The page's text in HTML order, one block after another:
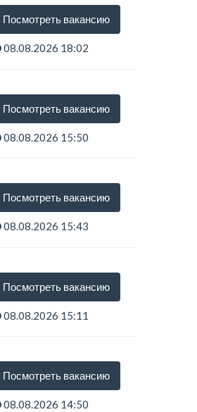
Посмотреть вакансию
08.08.2026 18:02
Посмотреть вакансию
08.08.2026 15:50
Посмотреть вакансию
08.08.2026 15:43
Посмотреть вакансию
08.08.2026 15:11
Посмотреть вакансию
08.08.2026 14:50